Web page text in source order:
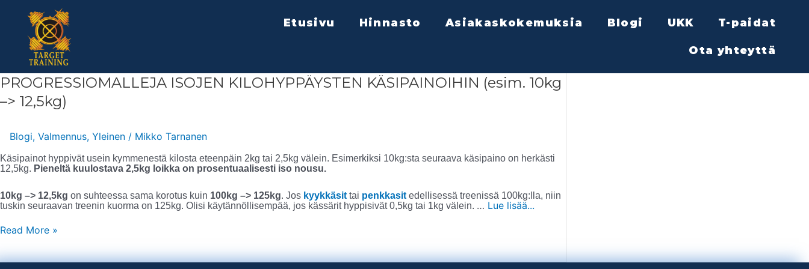
content
Etusivu Hinnasto Asiakaskokemuksia Blogi UKK T-paidat
Ota yhteyttä
PROGRESSIOMALLEJA ISOJEN KILOHYPPÄYSTEN KÄSIPAINOIHIN (esim. 10kg
–> 12,5kg)
Blogi, Valmennus, Yleinen / Mikko Tarnanen
Käsipainot hyppivät usein kymmenestä kilosta eteenpäin 2kg tai 2,5kg välein. Esimerkiksi 10kg:sta seuraava käsipaino on herkästi
12,5kg. Pieneltä kuulostava 2,5kg loikka on prosentuaalisesti iso nousu.
10kg –> 12,5kg on suhteessa sama korotus kuin 100kg –> 125kg. Jos kyykkäsit tai penkkasit edellisessä treenissä 100kg:lla, niin
tuskin seuraavan treenin kuorma on 125kg. Olisi käytännöllisempää, jos kässärit hyppisivät 0,5kg tai 1kg välein. … Lue lisää...
PROGRESSIOMALLEJA
ISOJEN
KILOHYPPÄYSTEN
KÄSIPAINOIHIN
12,5kg)
Read More »